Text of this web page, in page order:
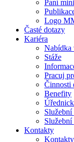
Paní
Logo
Časté dotazy
Kariéra
Nabídka
Stáže
Pracuj
Činnosti
Benefity
Služební
Kontakty